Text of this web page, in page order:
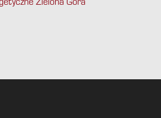
Zielona Góra